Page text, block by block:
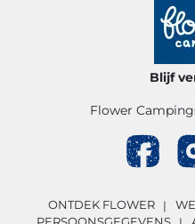
Blijf
Flower
ONTDEK FLOWER